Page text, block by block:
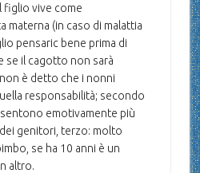
figlio vive come
materna (in caso di malattia
pensaric bene prima di
se il cagotto non sarà
è detto che i nonni
responsabilità; secondo
emotivamente più
genitori, terzo: molto
se ha 10 anni è un
altro.